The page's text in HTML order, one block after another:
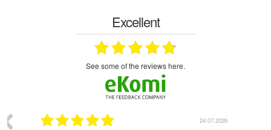
Excellent
see some of the reviews here.
24.07.2026